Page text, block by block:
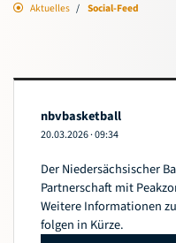
Aktuelles Social-Feed
nbvbasketball
20.03.2026·09:34
Der Niedersächsischer
Partnerschaft mit
Weitere Informationen
folgen in Kürze.
Aktuelles
Termine
Newsletter
Sport
Bildung